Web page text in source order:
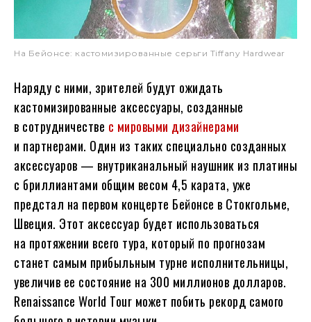
На Бейонсе: кастомизированные серьги Tiffany Hardwear
Наряду с ними, зрителей будут ожидать
кастомизированные аксессуары, созданные
в сотрудничестве с мировыми дизайнерами
и партнерами. Один из таких специально созданных
аксессуаров — внутриканальный наушник из платины
с бриллиантами общим весом 4,5 карата, уже
предстал на первом концерте Бейонсе в Стокгольме,
Швеция. Этот аксессуар будет использоваться
на протяжении всего тура, который по прогнозам
станет самым прибыльным турне исполнительницы,
увеличив ее состояние на 300 миллионов долларов.
Renaissance World Tour может побить рекорд самого